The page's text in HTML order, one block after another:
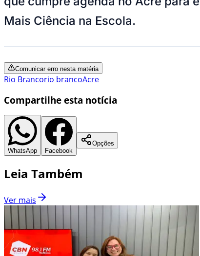
Mais Ciência na Escola.
Comunicar erro nesta matéria
Rio Brancorio brancoAcre
Compartilhe esta notícia
WhatsApp Facebook
Opções
Leia Também
Ver mais